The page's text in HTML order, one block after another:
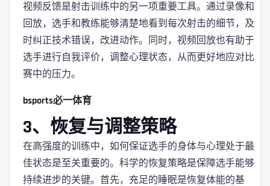
视频反馈是射击训练中的另一项重要工具。通过录像和
回放，选手和教练能够清楚地看到每次射击的细节，及
时纠正技术错误，改进动作。同时，视频回放也有助于
选手进行自我评价，调整心理状态，从而更好地应对比
赛中的压力。
bsports必一体育
3、恢复与调整策略
在高强度的训练中，如何保证选手的身体与心理处于最
佳状态是至关重要的。科学的恢复策略是保障选手能够
持续进步的关键。首先，充足的睡眠是恢复体能的基